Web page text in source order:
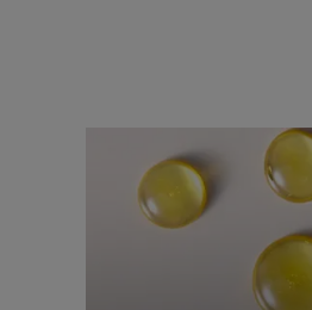
met de frisse en verkwikkende geur